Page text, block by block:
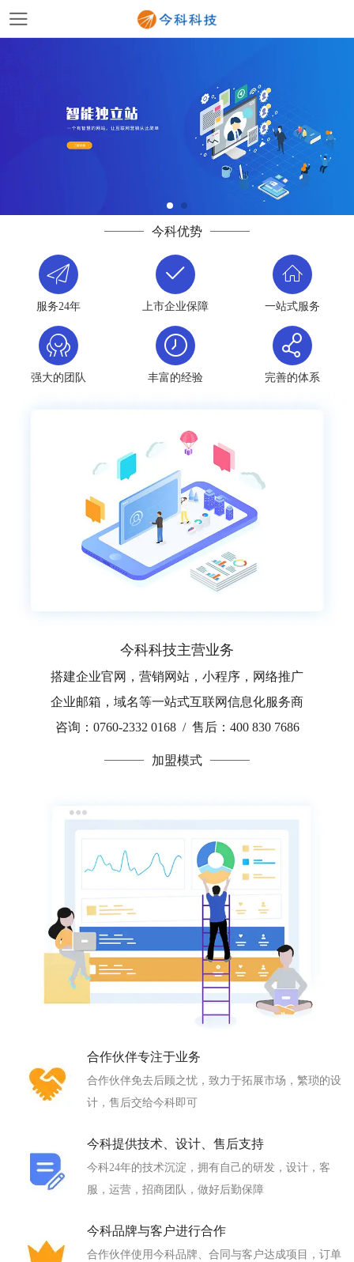
今科优势
服务24年 上市企业保障 一站式服务
强大的团队 丰富的经验 完善的体系
今科科技主营业务
搭建企业官网，营销网站，小程序，网络推广
企业邮箱，域名等一站式互联网信息化服务商
咨询：0760-2332 0168 / 售后：400 830 7686
加盟模式
合作伙伴专注于业务
合作伙伴免去后顾之忧，致力于拓展市场，繁琐的设
计，售后交给今科即可
今科提供技术、设计、售后支持
今科24年的技术沉淀，拥有自己的研发，设计，客
服，运营，招商团队，做好后勤保障
今科品牌与客户进行合作
合作伙伴使用今科品牌、合同与客户达成项目，订单